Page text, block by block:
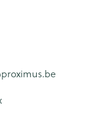
proximus.be